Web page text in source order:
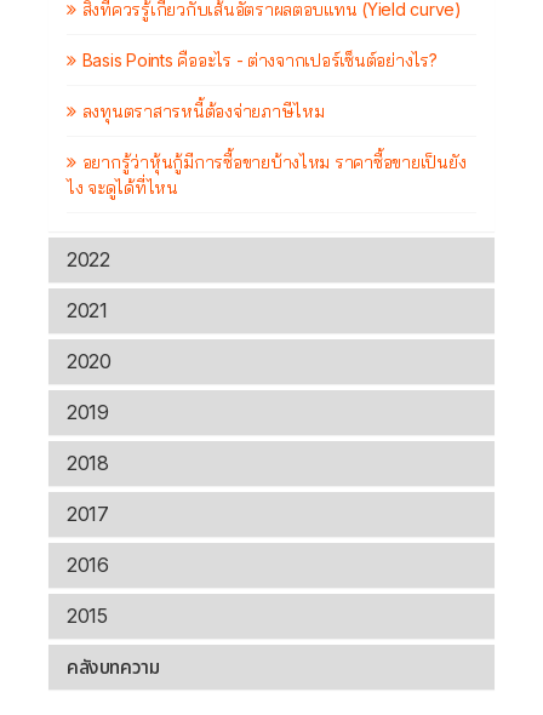
สิ่งที่ควรรู้เกี่ยวกับเส้นอัตราผลตอบแทน (Yield curve)
Basis Points คืออะไร - ต่างจากเปอร์เซ็นต์อย่างไร?
ลงทุนตราสารหนี้ต้องจ่ายภาษีไหม
อยากรู้ว่าหุ้นกู้มีการซื้อขายบ้างไหม ราคาซื้อขายเป็นยัง
ไง จะดูได้ที่ไหน
2022
2021
2020
2019
2018
2017
2016
2015
คลังบทความ